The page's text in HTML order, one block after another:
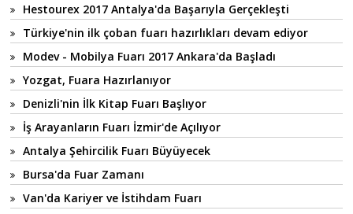
Hestourex 2017 Antalya'da Başarıyla Gerçekleşti
Türkiye'nin ilk çoban fuarı hazırlıkları devam ediyor
Modev - Mobilya Fuarı 2017 Ankara'da Başladı
Yozgat, Fuara Hazırlanıyor
Denizli'nin İlk Kitap Fuarı Başlıyor
İş Arayanların Fuarı İzmir'de Açılıyor
Antalya Şehircilik Fuarı Büyüyecek
Bursa'da Fuar Zamanı
Van'da Kariyer ve İstihdam Fuarı